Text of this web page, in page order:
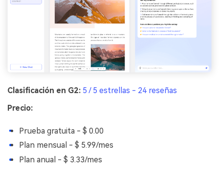
Clasificación en G2: 5 / 5 estrellas - 24 reseñas
Precio:
Prueba gratuita - $ 0.00
Plan mensual - $ 5.99/mes
Plan anual - $ 3.33/mes